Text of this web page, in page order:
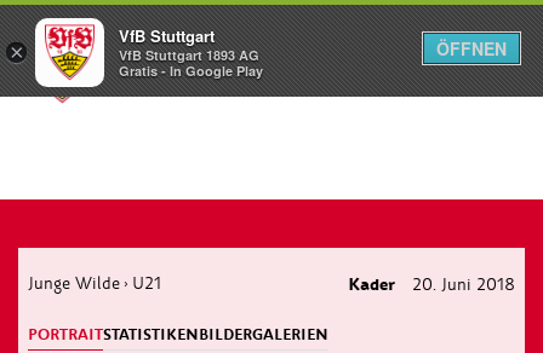
Menü
Junge Wilde › U21 Kader 20. Juni 2018
PORTRAITSTATISTIKENBILDERGALERIEN
×
VfB Stuttgart
VfB Stuttgart 1893 AG
Gratis - In Google Play
ÖFFNEN